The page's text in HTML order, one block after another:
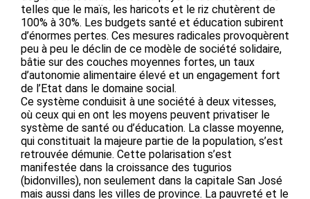
telles que le maïs, les haricots et le riz chutèrent de
100% à 30%. Les budgets santé et éducation subirent
d’énormes pertes. Ces mesures radicales provoquèrent
peu à peu le déclin de ce modèle de société solidaire,
bâtie sur des couches moyennes fortes, un taux
d’autonomie alimentaire élevé et un engagement fort
de l’Etat dans le domaine social.
Ce système conduisit à une société à deux vitesses,
où ceux qui en ont les moyens peuvent privatiser le
système de santé ou d’éducation. La classe moyenne,
qui constituait la majeure partie de la population, s’est
retrouvée démunie. Cette polarisation s’est
manifestée dans la croissance des tugurios
(bidonvilles), non seulement dans la capitale San José
mais aussi dans les villes de province. La pauvreté et le